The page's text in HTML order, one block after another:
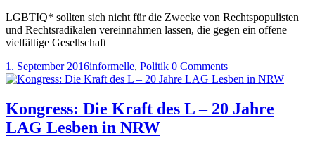
LGBTIQ* sollten sich nicht für die Zwecke von Rechtspopulisten
und Rechtsradikalen vereinnahmen lassen, die gegen ein offene
vielfältige Gesellschaft
1. September 2016informelle, Politik 0 Comments
Kongress: Die Kraft des L – 20 Jahre
LAG Lesben in NRW